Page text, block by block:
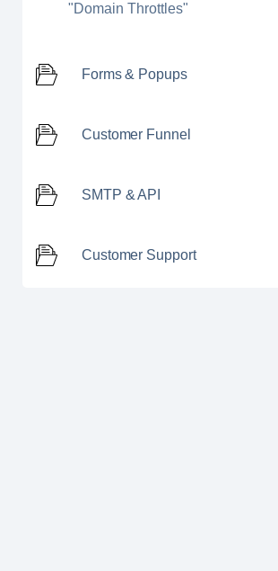
"Domain Throttles"
Forms & Popups
Customer Funnel
SMTP & API
Customer Support